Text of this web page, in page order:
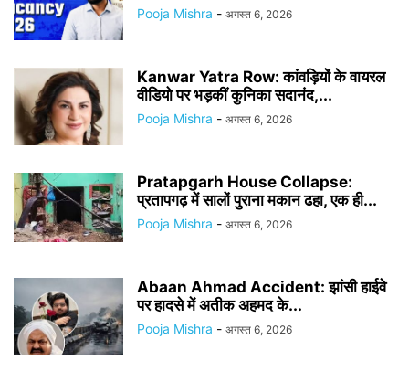
Pooja Mishra - अगस्त 6, 2026
Kanwar Yatra Row: कांवड़ियों के वायरल
वीडियो पर भड़कीं कुनिका सदानंद,...
Pooja Mishra - अगस्त 6, 2026
Pratapgarh House Collapse:
प्रतापगढ़ में सालों पुराना मकान ढहा, एक ही...
Pooja Mishra - अगस्त 6, 2026
Abaan Ahmad Accident: झांसी हाईवे
पर हादसे में अतीक अहमद के...
Pooja Mishra - अगस्त 6, 2026